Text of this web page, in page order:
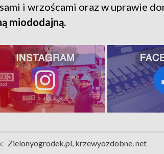
i wrzoścami oraz w uprawie
miododajną.
Zielonyogrodek.pl, krzewyozdobne. net